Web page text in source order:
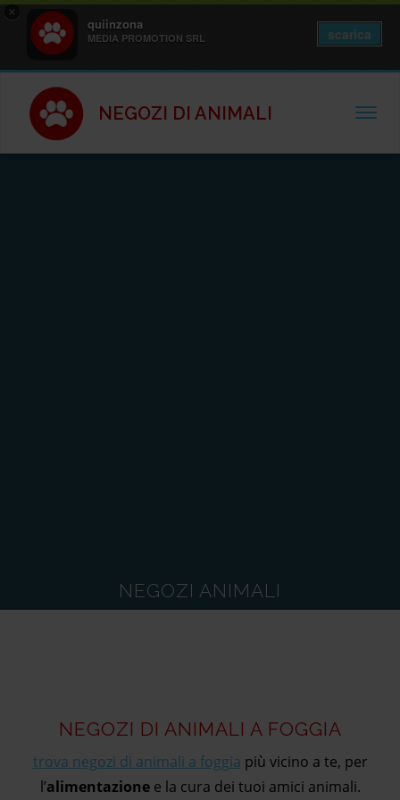
×
quiinzona
MEDIA PROMOTION SRL scarica
NEGOZI DI ANIMALI
NEGOZI ANIMALI
NEGOZI DI ANIMALI A FOGGIA
trova negozi di animali a foggia più vicino a te, per
l’alimentazionee la cura dei tuoi amici animali.